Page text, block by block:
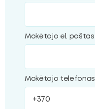
Mokėtojo el. paštas
Mokėtojo telefonas